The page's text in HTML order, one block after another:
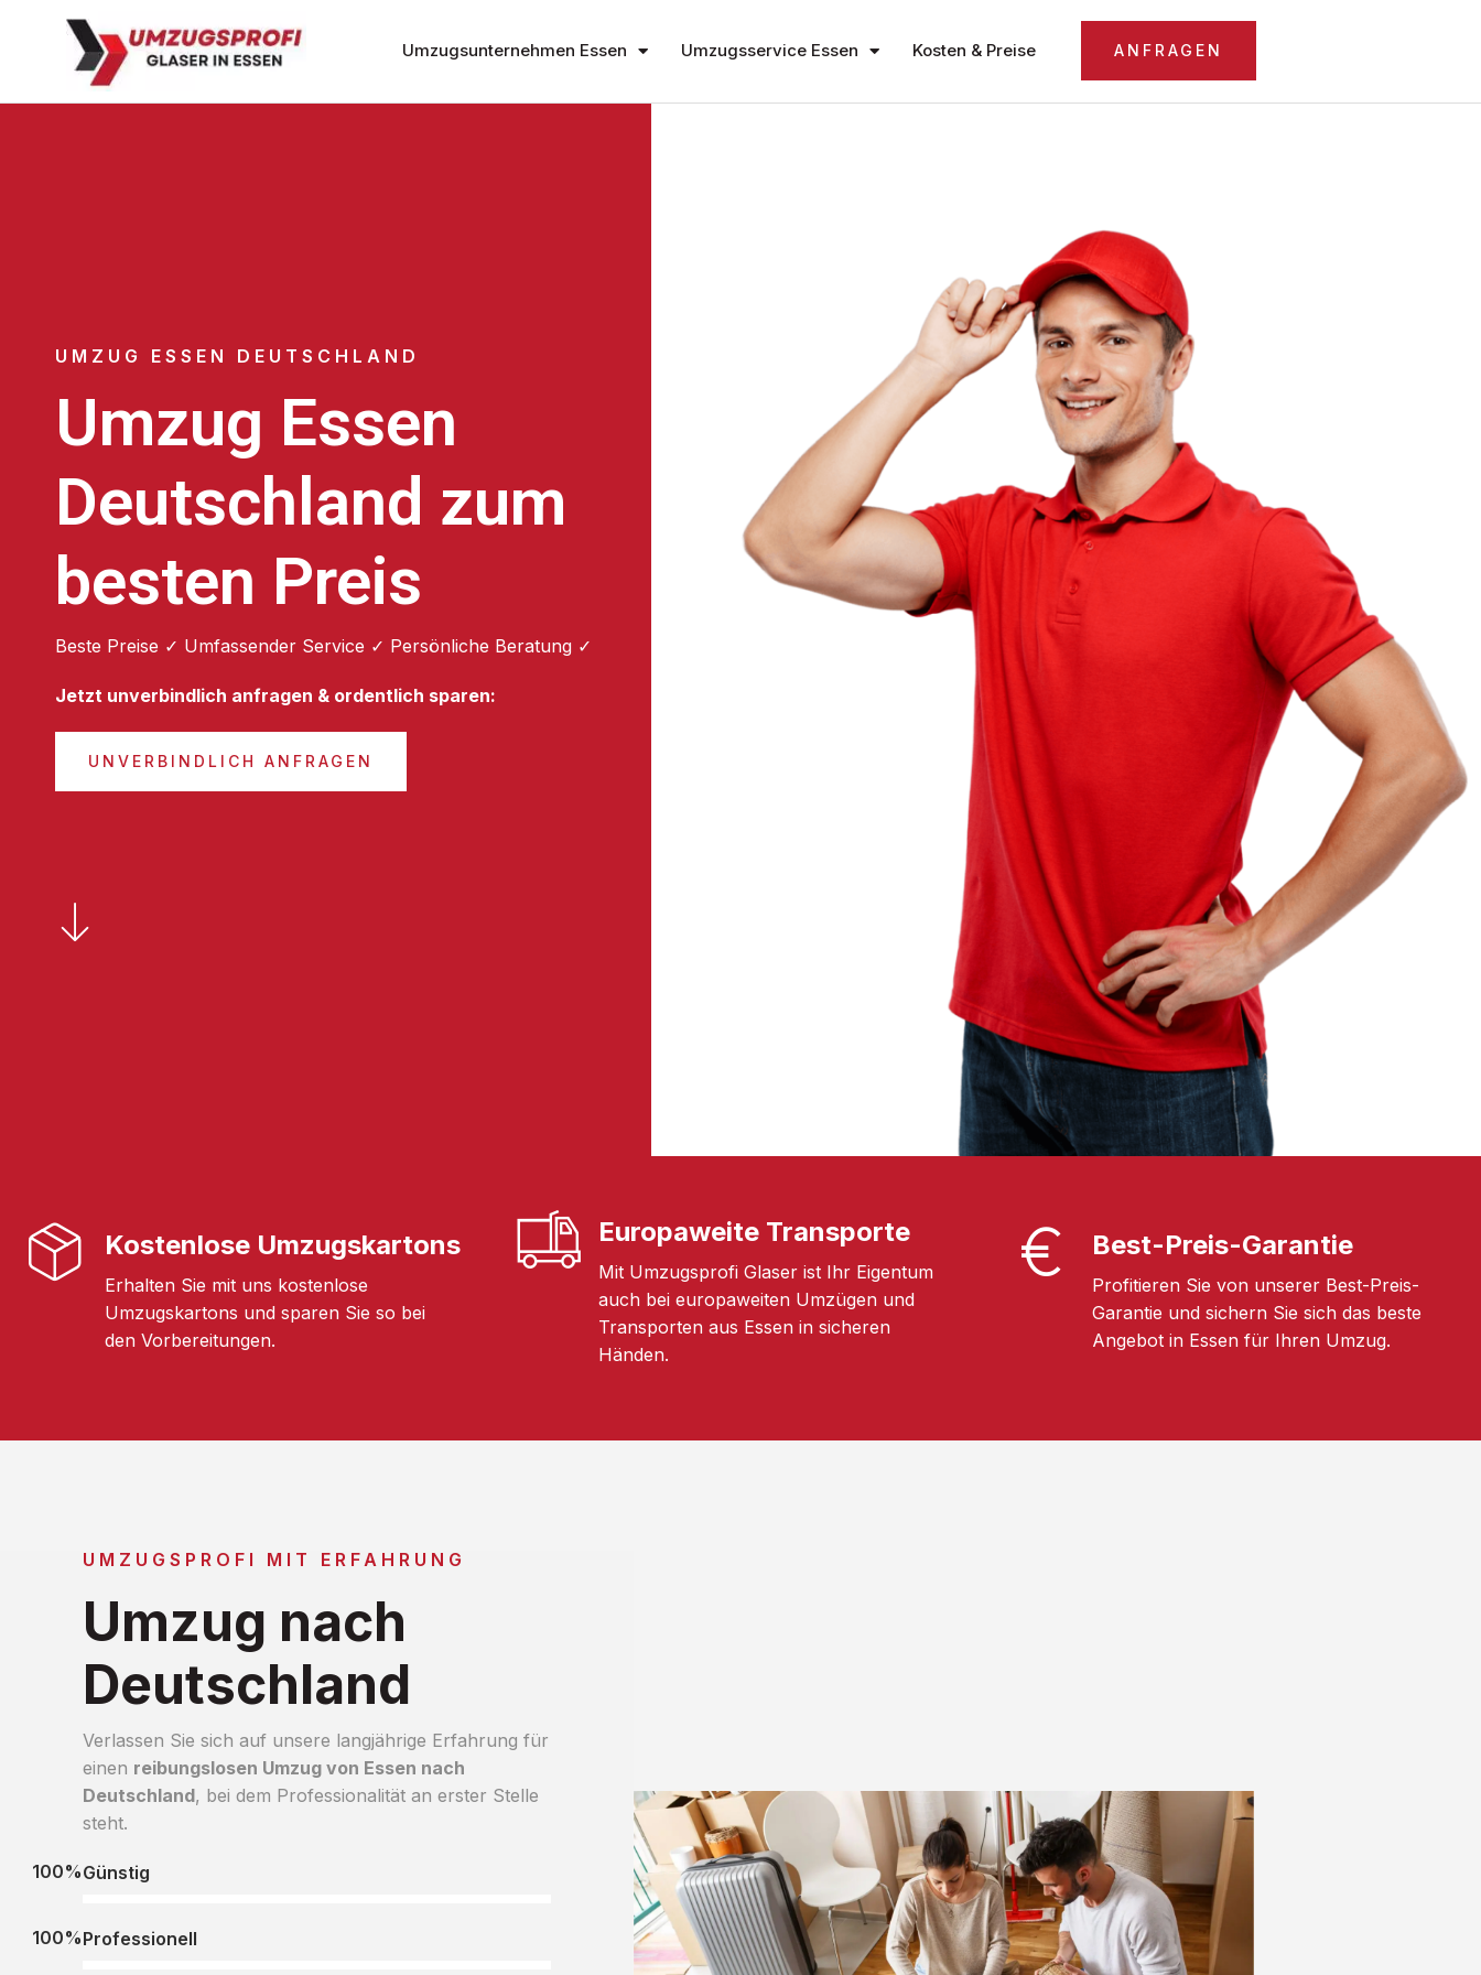
Umzugsunternehmen Essen Umzugsservice Essen Kosten & Preise ANFRAGEN
UMZUG ESSEN DEUTSCHLAND
Umzug Essen
Deutschland zum
besten Preis
Beste Preise ✓ Umfassender Service ✓ Persönliche Beratung ✓
Jetzt unverbindlich anfragen & ordentlich sparen:
UNVERBINDLICH ANFRAGEN
Kostenlose Umzugskartons
Erhalten Sie mit uns kostenlose
Umzugskartons und sparen Sie so bei
den Vorbereitungen.
Europaweite Transporte
Mit Umzugsprofi Glaser ist Ihr Eigentum
auch bei europaweiten Umzügen und
Transporten aus Essen in sicheren
Händen.
Best-Preis-Garantie
Profitieren Sie von unserer Best-Preis-
Garantie und sichern Sie sich das beste
Angebot in Essen für Ihren Umzug.
UMZUGSPROFI MIT ERFAHRUNG
Umzug nach
Deutschland
Verlassen Sie sich auf unsere langjährige Erfahrung für
einen reibungslosen Umzug von Essen nach
Deutschland, bei dem Professionalität an erster Stelle
steht.
Günstig
100%
Professionell
100%